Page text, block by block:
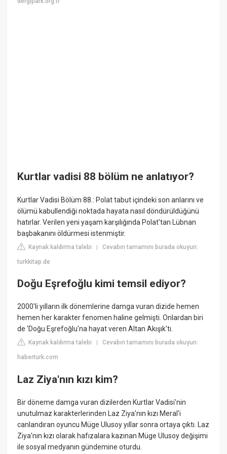
Kurtlar vadisi 88 bölüm ne anlatıyor?
Kurtlar Vadisi Bölüm 88.: Polat tabut içindeki son anlarını ve
ölümü kabullendiği noktada hayata nasıl döndürüldüğünü
hatırlar. Verilen yeni yaşam karşılığında Polat'tan Lübnan
başbakanını öldürmesi istenmiştir.
Kaynak kaldırma talebi |Cevabın tamamını burada okuyun:
turkkitap.de
Doğu Eşrefoğlu kimi temsil ediyor?
2000'li yılların ilk dönemlerine damga vuran dizide hemen
hemen her karakter fenomen haline gelmişti. Onlardan biri
de 'Doğu Eşrefoğlu'na hayat veren Altan Akışık'tı.
Kaynak kaldırma talebi |Cevabın tamamını burada okuyun:
haberturk.com
Laz Ziya'nın kızı kim?
Bir döneme damga vuran dizilerden Kurtlar Vadisi'nin
unutulmaz karakterlerinden Laz Ziya'nın kızı Meral'i
canlandıran oyuncu Müge Ulusoy yıllar sonra ortaya çıktı. Laz
Ziya'nın kızı olarak hafızalara kazınan Müge Ulusoy değişimi
ile sosyal medyanın gündemine oturdu.